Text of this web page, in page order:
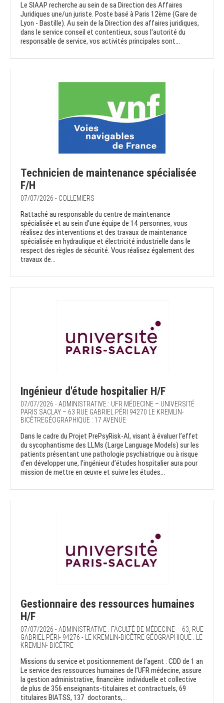
Le SIAAP recherche au sein de sa Direction des Affaires
Juridiques une/un juriste. Poste basé à Paris 12ème (Gare de
Lyon - Bastille). Au sein de la Direction des affaires juridiques,
dans le service conseil et contentieux, sous l'autorité du
responsable de service, vos activités principales sont...
Technicien de maintenance spécialisée
F/H
07/07/2026 - COLLEMIERS
Rattaché au responsable du centre de maintenance
spécialisée et au sein d'une équipe de 14 personnes, vous
réalisez des interventions et des travaux de maintenance
spécialisée en hydraulique et électricité industrielle dans le
respect des règles de sécurité. Vous réalisez également des
travaux de...
Ingénieur d'étude hospitalier H/F
07/07/2026 - ADMINISTRATIVE : UFR MÉDECINE – UNIVERSITÉ
PARIS SACLAY – 63 RUE GABRIEL PÉRI 94270 LE KREMLIN-
BICÊTREGÉOGRAPHIQUE : 17 AVENUE
Dans le cadre du Projet PrePsyRisk-AI, visant à évaluer l’effet
du sycophantisme des LLMs (Large Language Models) sur les
patients présentant une pathologie psychiatrique ou à risque
d’en développer une, l’ingénieur d’études hospitalier aura pour
mission de mettre en œuvre et suivre les études...
Gestionnaire des ressources humaines
H/F
07/07/2026 - ADMINISTRATIVE : FACULTÉ DE MÉDECINE – 63, RUE
GABRIEL PÉRI- 94276 - LE KREMLIN-BICÊTRE GÉOGRAPHIQUE : LE
KREMLIN- BICÊTRE
Missions du service et positionnement de l’agent : CDD de 1 an
Le service des ressources humaines de l’UFR médecine, assure
la gestion administrative, financière individuelle et collective
de plus de 356 enseignants-titulaires et contractuels, 69
titulaires BIATSS, 137 doctorants,...